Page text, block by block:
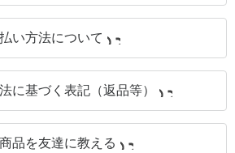
い方法について
に基づく表記（返品等）
品を友達に教える